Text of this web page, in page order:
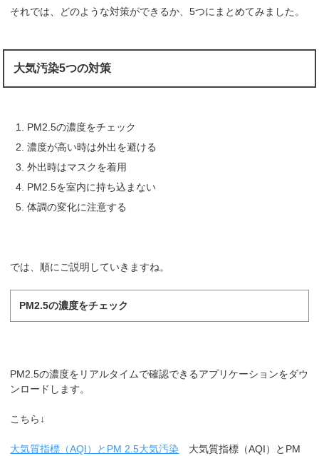
それでは、どのような対策ができるか、5つにまとめてみました。
大気汚染5つの対策
PM2.5の濃度をチェック
濃度が高い時は外出を避ける
外出時はマスクを着用
PM2.5を室内に持ち込まない
体調の変化に注意する
では、順にご説明していきますね。
PM2.5の濃度をチェック
PM2.5の濃度をリアルタイムで確認できるアプリケーションをダウ
ンロードします。
こちら↓
大気質指標（AQI）とPM 2.5大気汚染 大気質指標（AQI）とPM